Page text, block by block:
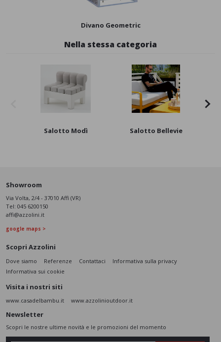
Divano Geometric
Nella stessa categoria
Salotto Modì Salotto Bellevie
Showroom
Via Volta, 2/4 - 37010 Affi (VR)
Tel: 045 6200150
affi@azzolini.it
google maps >
Scopri Azzolini
Dove siamo Referenze Contattaci
Informativa sulla privacy
Informativa sui cookie
Visita i nostri siti
www.casadelbambu.it www.azzolinioutdoor.it
Newsletter
Scopri le nostre ultime novità e le promozioni del momento